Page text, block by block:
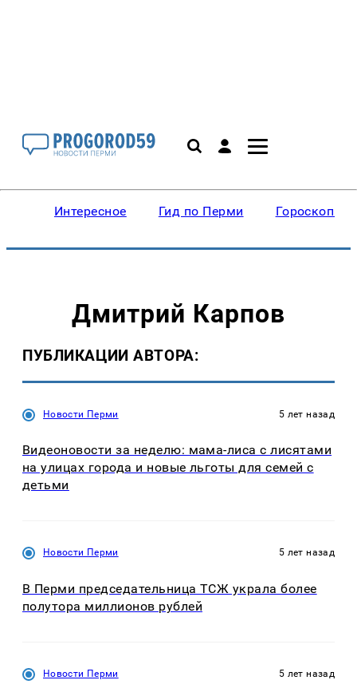
Интересное Гид по Перми Гороскопы
Дмитрий Карпов
ПУБЛИКАЦИИ АВТОРА:
Новости Перми 5 лет назад
Видеоновости за неделю: мама-лиса с лисятами
на улицах города и новые льготы для семей с
детьми
Новости Перми 5 лет назад
В Перми председательница ТСЖ украла более
полутора миллионов рублей
Новости Перми 5 лет назад